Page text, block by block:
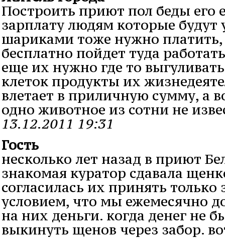
Построить приют пол беды его
зарплату людям которые будут
шариками тоже нужно
бесплатно пойдет туда
еще их нужно где то
клеток продукты их
влетает в приличную сумму, а
одно животное из сотни не
13.12.2011 19:31
Гость
несколько лет назад в приют
знакомая куратор сдавала
согласилась их принять только
условием, что мы ежемесячно
на них деньги. когда денег не
выкинуть щенов через забор.